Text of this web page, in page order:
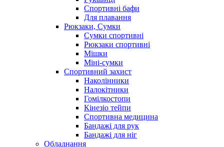
Спортивні бафи
Для плавання
Рюкзаки, Сумки
Сумки спортивні
Рюкзаки спортивні
Мішки
Міні-сумки
Спортивний захист
Наколінники
Налокітники
Гомілкостопи
Кінезіо тейпи
Спортивна медицина
Бандажі для рук
Бандажі для ніг
Обладнання